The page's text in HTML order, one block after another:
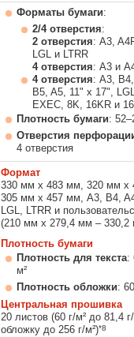
Форматы бумаги:
2/4 отверстия:
2 отверстия: A3,
LGL и LTRR
4 отверстия: A3 и
4 отверстия: A3,
B5, A5, 11" x 17",
EXEC, 8K, 16KR и
Плотность бумаги:
Отверстия
4 отверстия
Формат
330 мм x 483 мм, 320 мм x
305 мм x 457 мм, A3, B4,
LGL, LTRR и
(210 мм x 279,4 мм –
Плотность бумаги
Плотность для текста:
м²
Плотность обложки:
Центральная прошивка
20 листов (60 г/м² до 81,4
обложку до 256 г/м²)*8